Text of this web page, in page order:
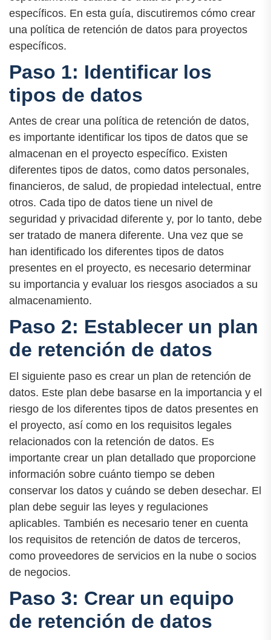
específicos. En esta guía, discutiremos cómo crear
una política de retención de datos para proyectos
específicos.
Paso 1: Identificar los
tipos de datos
Antes de crear una política de retención de datos,
es importante identificar los tipos de datos que se
almacenan en el proyecto específico. Existen
diferentes tipos de datos, como datos personales,
financieros, de salud, de propiedad intelectual, entre
otros. Cada tipo de datos tiene un nivel de
seguridad y privacidad diferente y, por lo tanto, debe
ser tratado de manera diferente. Una vez que se
han identificado los diferentes tipos de datos
presentes en el proyecto, es necesario determinar
su importancia y evaluar los riesgos asociados a su
almacenamiento.
Paso 2: Establecer un plan
de retención de datos
El siguiente paso es crear un plan de retención de
datos. Este plan debe basarse en la importancia y el
riesgo de los diferentes tipos de datos presentes en
el proyecto, así como en los requisitos legales
relacionados con la retención de datos. Es
importante crear un plan detallado que proporcione
información sobre cuánto tiempo se deben
conservar los datos y cuándo se deben desechar. El
plan debe seguir las leyes y regulaciones
aplicables. También es necesario tener en cuenta
los requisitos de retención de datos de terceros,
como proveedores de servicios en la nube o socios
de negocios.
Paso 3: Crear un equipo
de retención de datos